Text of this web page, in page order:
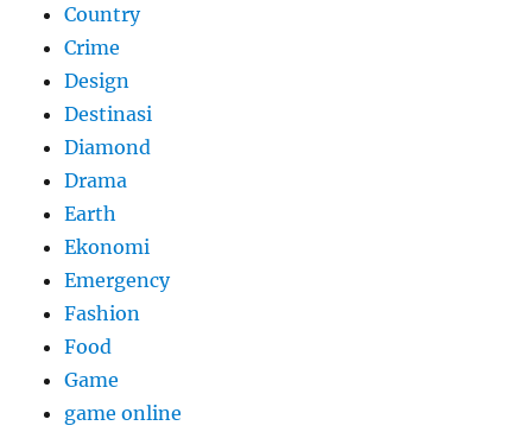
Country
Crime
Design
Destinasi
Diamond
Drama
Earth
Ekonomi
Emergency
Fashion
Food
Game
game online